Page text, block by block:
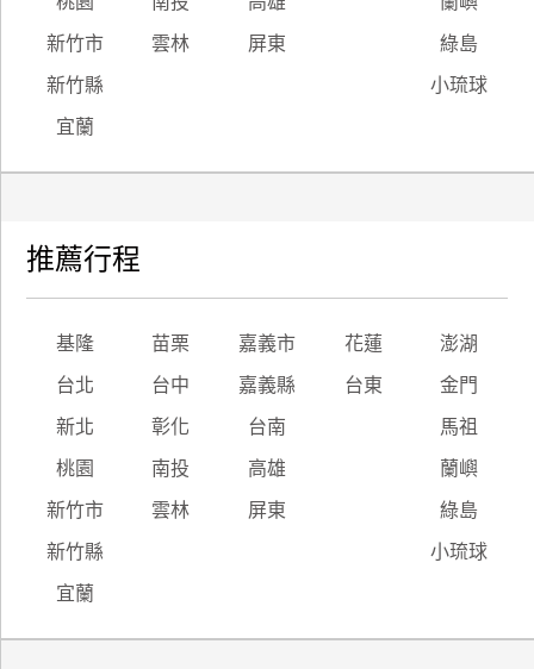
新竹市 雲林 屏東 綠島
新竹縣 小琉球
宜蘭
推薦行程
基隆 苗栗 嘉義市 花蓮 澎湖
台北 台中 嘉義縣 台東 金門
新北 彰化 台南 馬祖
桃園 南投 高雄 蘭嶼
新竹市 雲林 屏東 綠島
新竹縣 小琉球
宜蘭